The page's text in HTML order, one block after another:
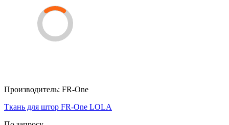
Производитель: FR-One
Ткань для штор FR-One LOLA